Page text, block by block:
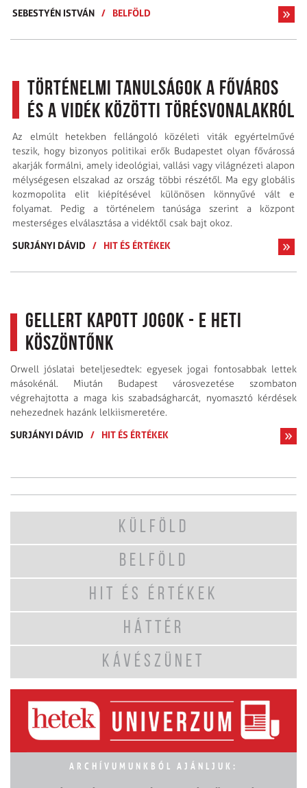
SEBESTYÉN ISTVÁN / BELFÖLD
Történelmi tanulságok a főváros
és a vidék közötti törésvonalakról
Az elmúlt hetekben fellángoló közéleti viták egyértelművé
teszik, hogy bizonyos politikai erők Budapestet olyan fővárossá
akarják formálni, amely ideológiai, vallási vagy világnézeti alapon
mélységesen elszakad az ország többi részétől. Ma egy globális
kozmopolita elit kiépítésével különösen könnyűvé vált e
folyamat. Pedig a történelem tanúsága szerint a központ
mesterséges elválasztása a vidéktől csak bajt okoz.
SURJÁNYI DÁVID
/ HIT ÉS ÉRTÉKEK
Gellert kapott jogok - E heti
köszöntőnk
Orwell jóslatai beteljesedtek: egyesek jogai fontosabbak lettek
másokénál. Miután Budapest városvezetése szombaton
végrehajtotta a maga kis szabadságharcát, nyomasztó kérdések
nehezednek hazánk lelkiismeretére.
SURJÁNYI DÁVID
/ HIT ÉS ÉRTÉKEK
KÜLFÖLD
BELFÖLD
HIT ÉS ÉRTÉKEK
HÁTTÉR
KÁVÉSZÜNET
ARCHÍVUMUNKBÓL AJÁNLJUK: